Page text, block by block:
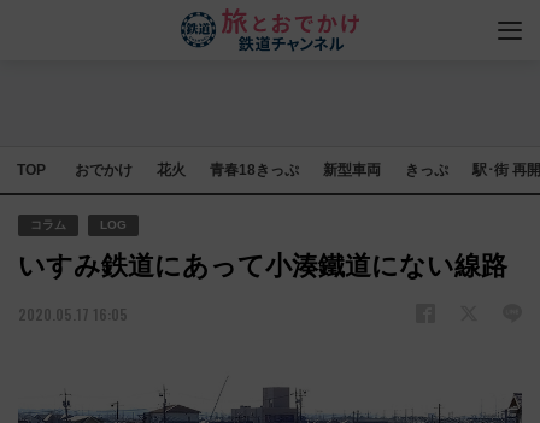
TOP おでかけ 花火 青春18きっぷ 新型車両 きっぷ 駅･街 再
コラム LOG
いすみ鉄道にあって小湊鐵道にない線路
2020.05.17 16:05